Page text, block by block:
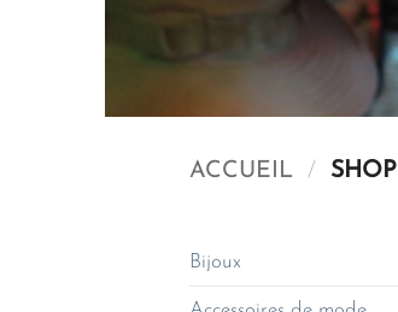
ACCUEIL / SHOP
Bijoux